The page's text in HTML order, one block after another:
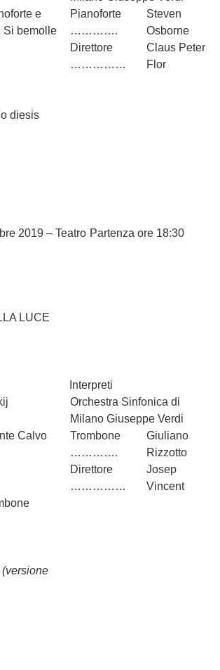
e
Si bemolle
diesis
Pianoforte
………….
Steven
Osborne
Direttore
……………
Claus Peter
Flor
2019 – Teatro Partenza ore 18:30
LUCE
Interpreti
Calvo
(versione
Orchestra Sinfonica di
Milano Giuseppe Verdi
Trombone
………….
Giuliano
Rizzotto
Direttore
……………
Josep
Vincent